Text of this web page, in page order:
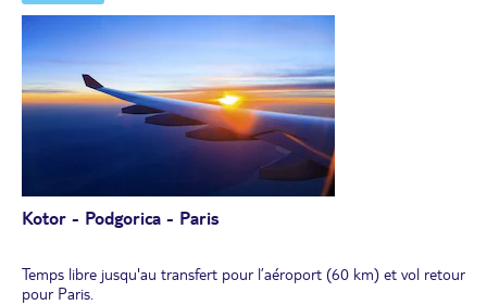
Déjeuner typique dans une auberge traditionnelle.
Dans l’après-midi, retour vers le Monténégro.
Dîner et nuit à l'hôtel.
Kotor - Podgorica - Paris
Temps libre jusqu'au transfert pour l’aéroport (60 km) et vol retour
pour Paris.